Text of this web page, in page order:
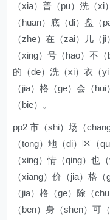
（xia）普（pu）洗（
（huan）底（di）盘（
（zhe）在（zai）几（
（xing）号（hao）不
的（de）洗（xi）衣（
（jia）格（ge）会（
（bie）。
pp2 市（shi）场（
（tong）地（di）区（
（xing）情（qing）也
（xiang）价（jia）格
（jia）格（ge）除（
（ben）身（shen）可